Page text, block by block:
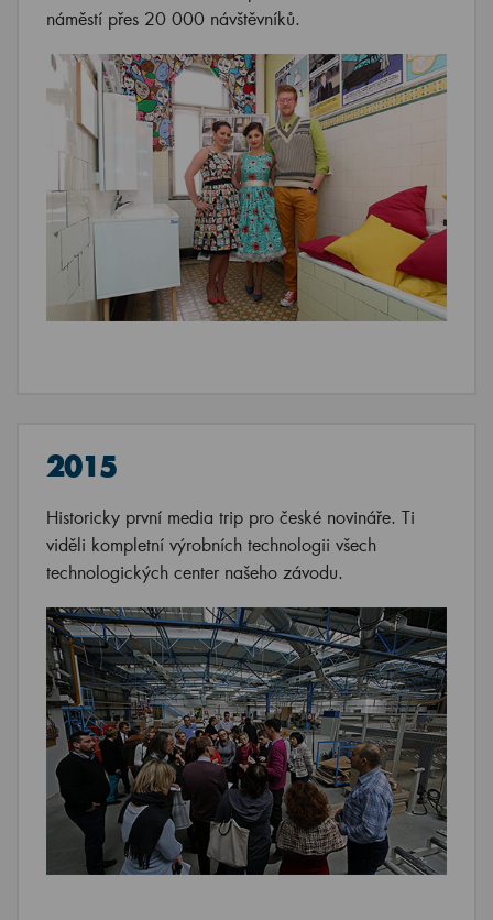
náměstí přes 20 000 návštěvníků.
2015
Historicky první media trip pro české novináře. Ti
viděli kompletní výrobních technologii všech
technologických center našeho závodu.